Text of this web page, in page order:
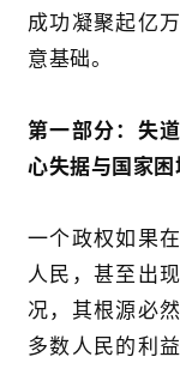
成功凝聚起亿
意基础。
第一部分：失
心失据与国家困
一个政权如果
人民，甚至出
况，其根源必
多数人民的利